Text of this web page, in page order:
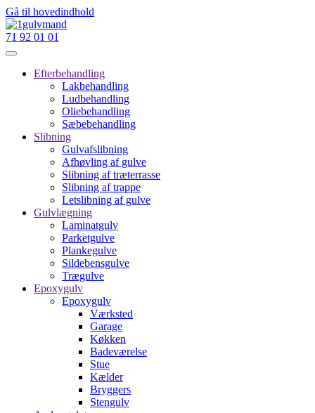
Gå til hovedindhold
71 92 01 01
Efterbehandling
Lakbehandling
Ludbehandling
Oliebehandling
Sæbebehandling
Slibning
Gulvafslibning
Afhøvling af gulve
Slibning af træterrasse
Slibning af trappe
Letslibning af gulve
Gulvlægning
Laminatgulv
Parketgulve
Plankegulve
Sildebensgulve
Trægulve
Epoxygulv
Epoxygulv
Værksted
Garage
Køkken
Badeværelse
Stue
Kælder
Bryggers
Stengulv